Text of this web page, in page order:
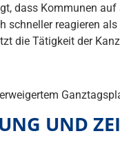
dass Kommunen
schneller reagieren
die Tätigkeit der
UND